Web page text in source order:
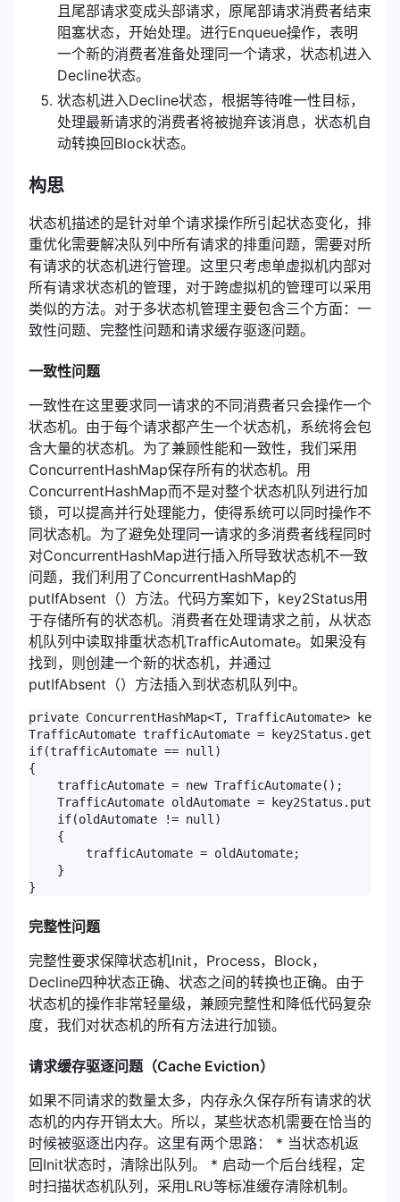
且尾部请求变成头部请求，原尾部请求消费者结束
阻塞状态，开始处理。进行Enqueue操作，表明
一个新的消费者准备处理同一个请求，状态机进入
Decline状态。
状态机进入Decline状态，根据等待唯一性目标，
处理最新请求的消费者将被抛弃该消息，状态机自
动转换回Block状态。
构思
状态机描述的是针对单个请求操作所引起状态变化，排
重优化需要解决队列中所有请求的排重问题，需要对所
有请求的状态机进行管理。这里只考虑单虚拟机内部对
所有请求状态机的管理，对于跨虚拟机的管理可以采用
类似的方法。对于多状态机管理主要包含三个方面：一
致性问题、完整性问题和请求缓存驱逐问题。
一致性问题
一致性在这里要求同一请求的不同消费者只会操作一个
状态机。由于每个请求都产生一个状态机，系统将会包
含大量的状态机。为了兼顾性能和一致性，我们采用
ConcurrentHashMap保存所有的状态机。用
ConcurrentHashMap而不是对整个状态机队列进行加
锁，可以提高并行处理能力，使得系统可以同时操作不
同状态机。为了避免处理同一请求的多消费者线程同时
对ConcurrentHashMap进行插入所导致状态机不一致
问题，我们利用了ConcurrentHashMap的
putIfAbsent（）方法。代码方案如下，key2Status用
于存储所有的状态机。消费者在处理请求之前，从状态
机队列中读取排重状态机TrafficAutomate。如果没有
找到，则创建一个新的状态机，并通过
putIfAbsent（）方法插入到状态机队列中。
private ConcurrentHashMap<T, TrafficAutomate>
TrafficAutomate trafficAutomate =
if(trafficAutomate == null)
{
    trafficAutomate = new TrafficAutomate();
TrafficAutomate oldAutomate =
    if(oldAutomate != null)
    {
        trafficAutomate = oldAutomate;
    }
完整性问题
完整性要求保障状态机Init，Process，Block，
Decline四种状态正确、状态之间的转换也正确。由于
状态机的操作非常轻量级，兼顾完整性和降低代码复杂
度，我们对状态机的所有方法进行加锁。
请求缓存驱逐问题（Cache Eviction）
如果不同请求的数量太多，内存永久保存所有请求的状
态机的内存开销太大。所以，某些状态机需要在恰当的
时候被驱逐出内存。这里有两个思路： * 当状态机返
回Init状态时，清除出队列。 * 启动一个后台线程，定
时扫描状态机队列，采用LRU等标准缓存清除机制。